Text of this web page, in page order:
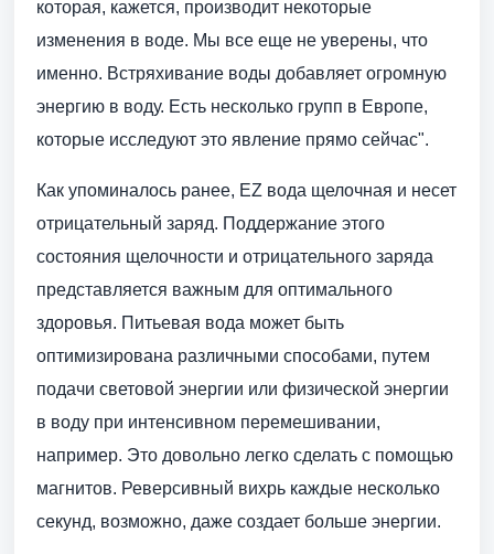
которая, кажется, производит некоторые
изменения в воде. Мы все еще не уверены, что
именно. Встряхивание воды добавляет огромную
энергию в воду. Есть несколько групп в Европе,
которые исследуют это явление прямо сейчас".
Как упоминалось ранее, EZ вода щелочная и несет
отрицательный заряд. Поддержание этого
состояния щелочности и отрицательного заряда
представляется важным для оптимального
здоровья. Питьевая вода может быть
оптимизирована различными способами, путем
подачи световой энергии или физической энергии
в воду при интенсивном перемешивании,
например. Это довольно легко сделать с помощью
магнитов. Реверсивный вихрь каждые несколько
секунд, возможно, даже создает больше энергии.